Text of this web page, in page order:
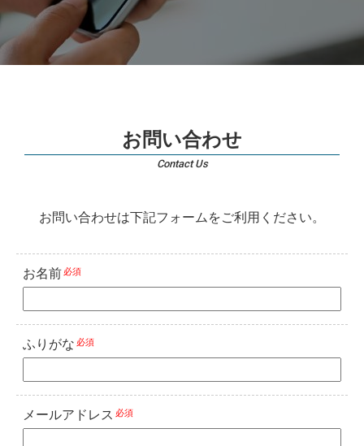
お問い合わせ
Contact Us
お問い合わせは下記フォームをご利用ください。
お名前 必須
ふりがな 必須
メールアドレス 必須